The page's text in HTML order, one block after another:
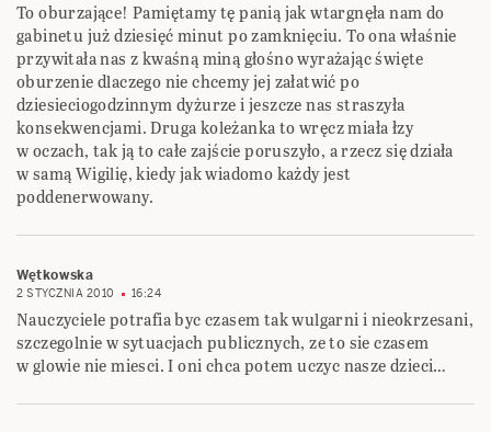
To oburzające! Pamiętamy tę panią jak wtargnęła nam do
gabinetu już dziesięć minut po zamknięciu. To ona właśnie
przywitała nas z kwaśną miną głośno wyrażając święte
oburzenie dlaczego nie chcemy jej załatwić po
dziesieciogodzinnym dyżurze i jeszcze nas straszyła
konsekwencjami. Druga koleżanka to wręcz miała łzy
w oczach, tak ją to całe zajście poruszyło, a rzecz się działa
w samą Wigilię, kiedy jak wiadomo każdy jest
poddenerwowany.
Wętkowska
2 STYCZNIA 2010 16:24
Nauczyciele potrafia byc czasem tak wulgarni i nieokrzesani,
szczegolnie w sytuacjach publicznych, ze to sie czasem
w glowie nie miesci. I oni chca potem uczyc nasze dzieci…